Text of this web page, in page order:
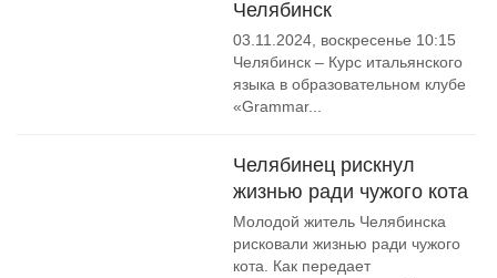
Челябинск
03.11.2024, воскресенье 10:15
Челябинск – Курс итальянского
языка в образовательном клубе
«Grammar...
Челябинец рискнул
жизнью ради чужого кота
Молодой житель Челябинска
рисковали жизнью ради чужого
кота. Как передает